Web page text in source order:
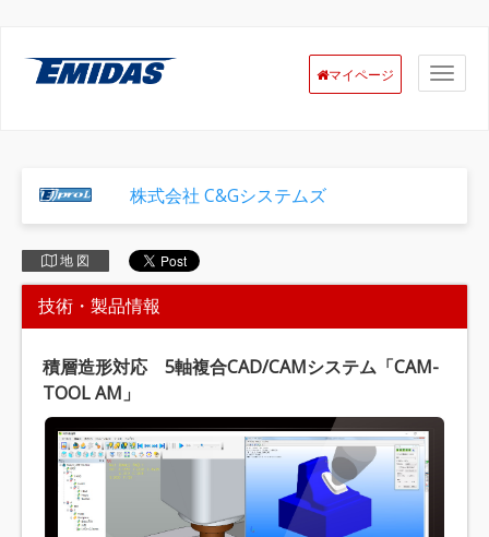
マイページ
株式会社 C&Gシステムズ
地 図
技術・製品情報
積層造形対応 5軸複合CAD/CAMシステム「CAM-
TOOL AM」